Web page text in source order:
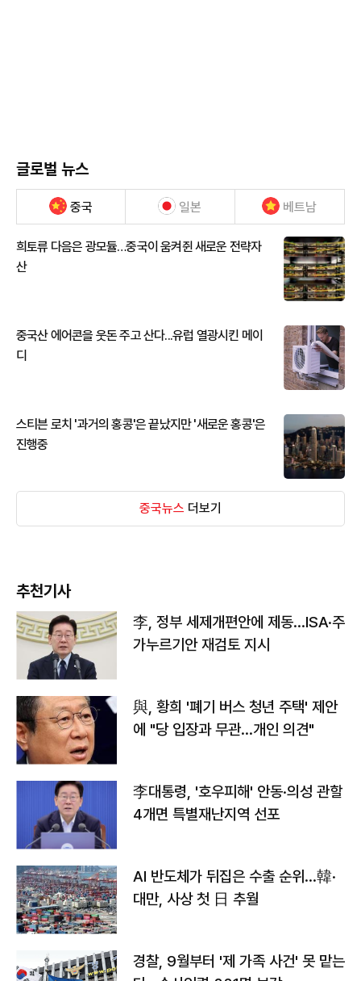
글로벌 뉴스
중국 일본 베트남
희토류 다음은 광모듈…중국이 움켜쥔 새로운 전략자
산
중국산 에어콘을 웃돈 주고 산다...유럽 열광시킨 메이
디
스티븐 로치 '과거의 홍콩'은 끝났지만 '새로운 홍콩'은
진행중
중국뉴스 더보기
추천기사
李, 정부 세제개편안에 제동…ISA·주
가누르기안 재검토 지시
與, 황희 '폐기 버스 청년 주택' 제안
에 "당 입장과 무관…개인 의견"
李대통령, '호우피해' 안동·의성 관할
4개면 특별재난지역 선포
AI 반도체가 뒤집은 수출 순위…韓·
대만, 사상 첫 日 추월
경찰, 9월부터 '제 가족 사건' 못 맡는